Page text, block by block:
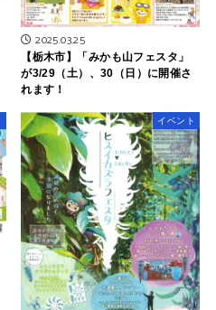
2025.03.25
【栃木市】「みかも山フェスタ」
が3/29（土）、30（日）に開催さ
れます！
イベント